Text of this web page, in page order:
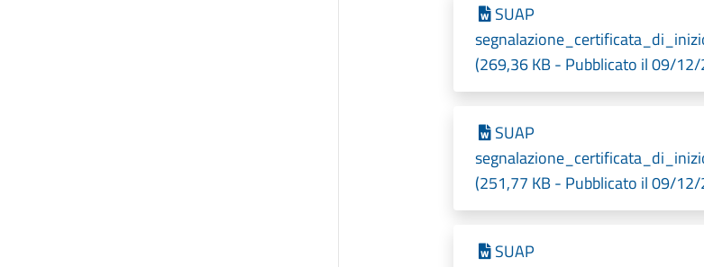
SUAP
(269,36 KB - Pubblicato il 09/
SUAP
(251,77 KB - Pubblicato il 09/
SUAP